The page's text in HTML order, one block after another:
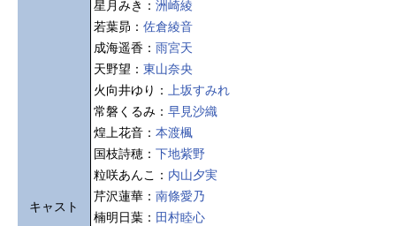
キャスト
星月みき： 洲崎綾
若葉昴： 佐倉綾音
成海遥香： 雨宮天
天野望： 東山奈央
火向井ゆり：
上坂すみれ
常磐くるみ： 早見沙織
煌上花音： 本渡楓
国枝詩穂： 下地紫野
粒咲あんこ： 内山夕実
芹沢蓮華： 南條愛乃
楠明日葉： 田村睦心